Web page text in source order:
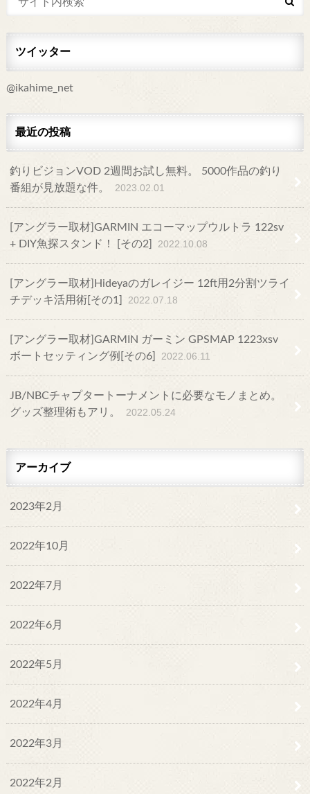
ツイッター
@ikahime_net
最近の投稿
釣りビジョンVOD 2週間お試し無料。 5000作品の釣り
番組が見放題な件。
2023.02.01
[アングラー取材]GARMIN エコーマップウルトラ 122sv
+ DIY魚探スタンド！ [その2]
2022.10.08
[アングラー取材]Hideyaのガレイジー 12ft用2分割ツライ
チデッキ活用術[その1]
2022.07.18
[アングラー取材]GARMIN ガーミン GPSMAP 1223xsv
ボートセッティング例[その6]
2022.06.11
JB/NBCチャプタートーナメントに必要なモノまとめ。
グッズ整理術もアリ。
2022.05.24
アーカイブ
2023年2月
2022年10月
2022年7月
2022年6月
2022年5月
2022年4月
2022年3月
2022年2月